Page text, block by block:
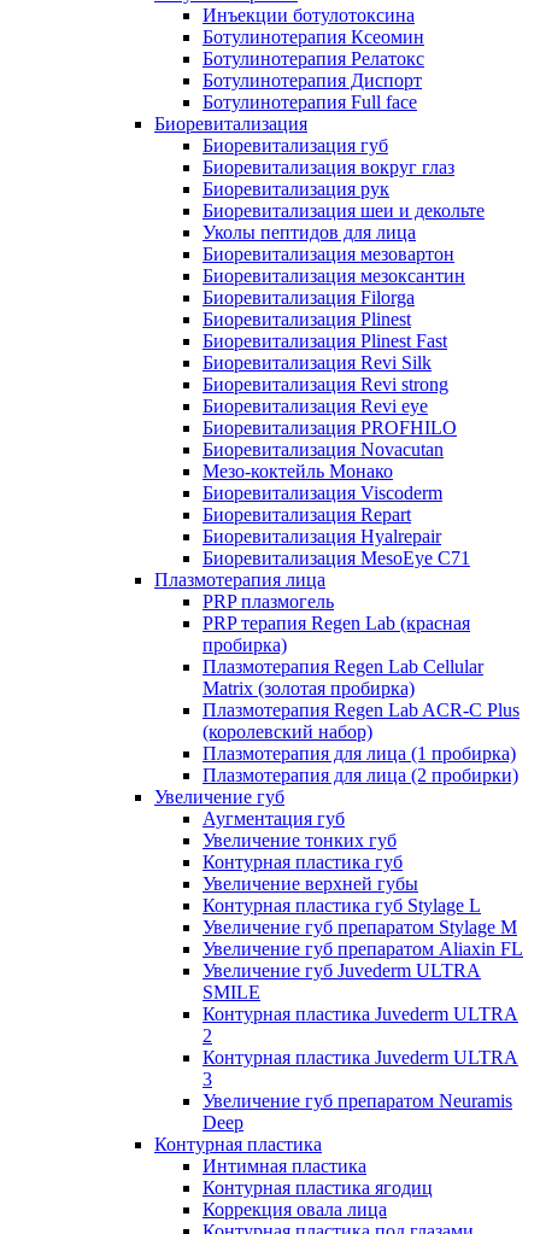
Инъекции ботулотоксина
Ботулинотерапия Ксеомин
Ботулинотерапия Релатокс
Ботулинотерапия Диспорт
Ботулинотерапия Full face
Биоревитализация
Биоревитализация губ
Биоревитализация вокруг глаз
Биоревитализация рук
Биоревитализация шеи и декольте
Уколы пептидов для лица
Биоревитализация мезовартон
Биоревитализация мезоксантин
Биоревитализация Filorga
Биоревитализация Plinest
Биоревитализация Plinest Fast
Биоревитализация Revi Silk
Биоревитализация Revi strong
Биоревитализация Revi eye
Биоревитализация PROFHILO
Биоревитализация Novacutan
Мезо-коктейль Монако
Биоревитализация Viscoderm
Биоревитализация Repart
Биоревитализация Hyalrepair
Биоревитализация MesoEye C71
Плазмотерапия лица
PRP плазмогель
PRP терапия Regen Lab (красная
пробирка)
Плазмотерапия Regen Lab Cellular
Matrix (золотая пробирка)
Плазмотерапия Regen Lab ACR-C Plus
(королевский набор)
Плазмотерапия для лица (1 пробирка)
Плазмотерапия для лица (2 пробирки)
Увеличение губ
Аугментация губ
Увеличение тонких губ
Контурная пластика губ
Увеличение верхней губы
Контурная пластика губ Stylage L
Увеличение губ препаратом Stylage M
Увеличение губ препаратом Aliaxin FL
Увеличение губ Juvederm ULTRA
SMILE
Контурная пластика Juvederm ULTRA
2
Контурная пластика Juvederm ULTRA
3
Увеличение губ препаратом Neuramis
Deep
Контурная пластика
Интимная пластика
Контурная пластика ягодиц
Коррекция овала лица